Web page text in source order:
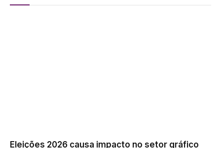
Eleições 2026 causa impacto no setor gráfico